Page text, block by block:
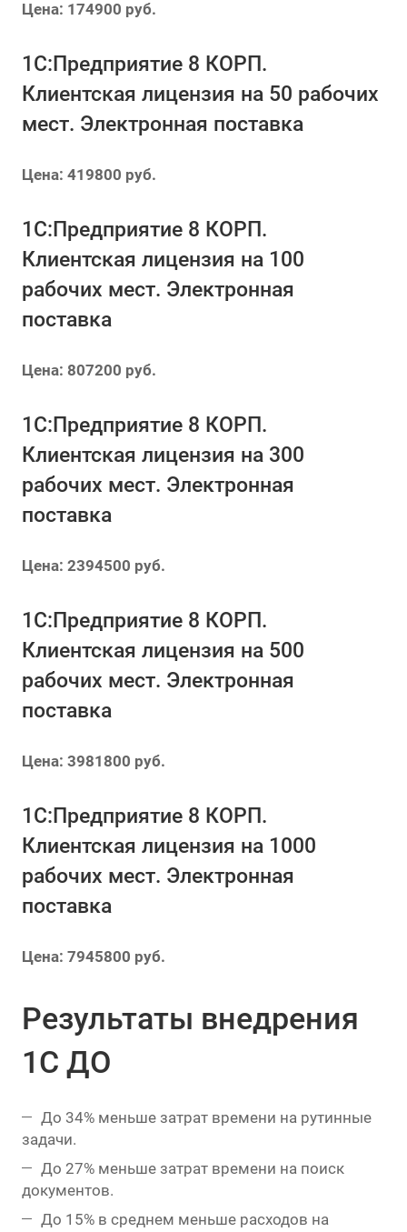
Цена: 174900 руб.
1С:Предприятие 8 КОРП.
Клиентская лицензия на 50 рабочих
мест. Электронная поставка
Цена: 419800 руб.
1С:Предприятие 8 КОРП.
Клиентская лицензия на 100
рабочих мест. Электронная
поставка
Цена: 807200 руб.
1С:Предприятие 8 КОРП.
Клиентская лицензия на 300
рабочих мест. Электронная
поставка
Цена: 2394500 руб.
1С:Предприятие 8 КОРП.
Клиентская лицензия на 500
рабочих мест. Электронная
поставка
Цена: 3981800 руб.
1С:Предприятие 8 КОРП.
Клиентская лицензия на 1000
рабочих мест. Электронная
поставка
Цена: 7945800 руб.
Результаты внедрения
1С ДО
До 34% меньше затрат времени на рутинные
задачи.
До 27% меньше затрат времени на поиск
документов.
До 15% в среднем меньше расходов на